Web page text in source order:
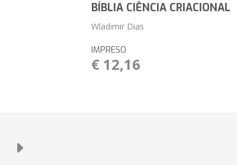
BÍBLIA CIÊNCIA CRIACIONAL
Wladimir Dias
IMPRESO
€ 12,16